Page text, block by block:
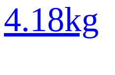
4.18kg